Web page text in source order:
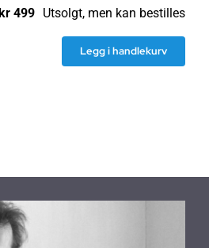
kr 499 Utsolgt, men kan bestilles
Legg i handlekurv